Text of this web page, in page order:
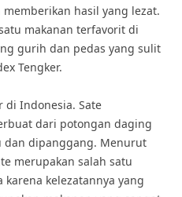
hasil yang lezat.
makanan terfavorit di
gurih dan pedas yang sulit
Tengker.
di Indonesia. Sate
dari potongan daging
dan dipanggang. Menurut
merupakan salah satu
kelezatannya yang